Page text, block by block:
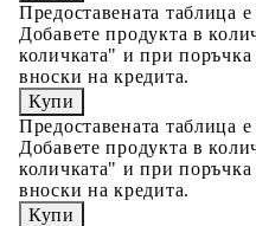
Предоставената таблица
Добавете продукта в
количката" и при
вноски на кредита.
Предоставената таблица
Добавете продукта в
количката" и при
вноски на кредита.